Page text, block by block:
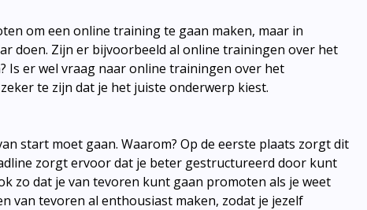
om een online training te gaan maken, maar in
doen. Zijn er bijvoorbeeld al online trainingen over het
Is er wel vraag naar online trainingen over het
te zijn dat je het juiste onderwerp kiest.
start moet gaan. Waarom? Op de eerste plaats zorgt dit
zorgt ervoor dat je beter gestructureerd door kunt
zo dat je van tevoren kunt gaan promoten als je weet
van tevoren al enthousiast maken, zodat je jezelf